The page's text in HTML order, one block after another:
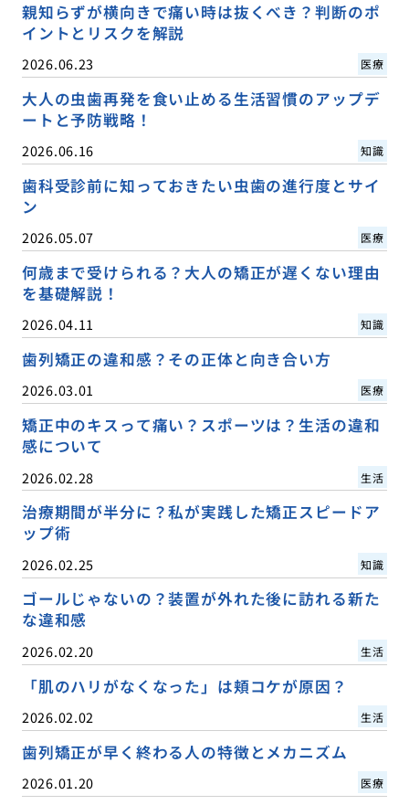
親知らずが横向きで痛い時は抜くべき？判断のポ
イントとリスクを解説
2026.06.23 医療
大人の虫歯再発を食い止める生活習慣のアップデ
ートと予防戦略！
2026.06.16 知識
歯科受診前に知っておきたい虫歯の進行度とサイ
ン
2026.05.07 医療
何歳まで受けられる？大人の矯正が遅くない理由
を基礎解説！
2026.04.11 知識
歯列矯正の違和感？その正体と向き合い方
2026.03.01 医療
矯正中のキスって痛い？スポーツは？生活の違和
感について
2026.02.28 生活
治療期間が半分に？私が実践した矯正スピードア
ップ術
2026.02.25 知識
ゴールじゃないの？装置が外れた後に訪れる新た
な違和感
2026.02.20 生活
「肌のハリがなくなった」は頬コケが原因？
2026.02.02 生活
歯列矯正が早く終わる人の特徴とメカニズム
2026.01.20 医療